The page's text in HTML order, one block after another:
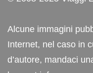
Alcune immagini
Internet, nel caso in
d’autore, mandaci